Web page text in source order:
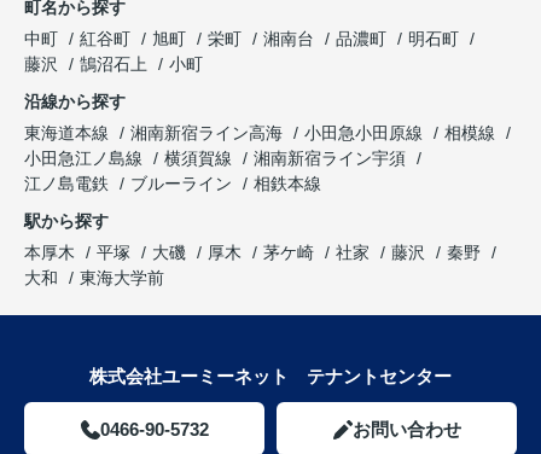
町名から探す
中町
紅谷町 旭町 栄町 湘南台 品濃町
明石町
藤沢
鵠沼石上
小町
沿線から探す
東海道本線
湘南新宿ライン高海 小田急小田原線
相模線
小田急江ノ島線
横須賀線
湘南新宿ライン宇須
江ノ島電鉄
ブルーライン
相鉄本線
駅から探す
本厚木
平塚 大磯 厚木 茅ケ崎 社家 藤沢
秦野
大和
東海大学前
株式会社ユーミーネット テナントセンター
0466-90-5732 お問い合わせ